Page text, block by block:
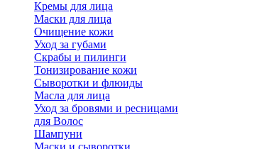
Кремы для лица
Маски для лица
Очищение кожи
Уход за губами
Скрабы и пилинги
Тонизирование кожи
Сыворотки и флюиды
Масла для лица
Уход за бровями и ресницами
для Волос
Шампуни
Маски и сыворотки